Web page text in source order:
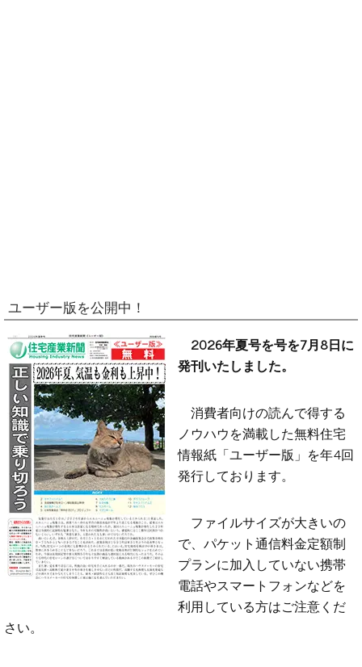
ユーザー版を公開中！
2026年夏号を号を7月8日に
発刊いたしました。
消費者向けの読んで得する
ノウハウを満載した無料住宅
情報紙「ユーザー版」を年4回
発行しております。
ファイルサイズが大きいの
で、パケット通信料金定額制
プランに加入していない携帯
電話やスマートフォンなどを
利用している方はご注意くだ
さい。